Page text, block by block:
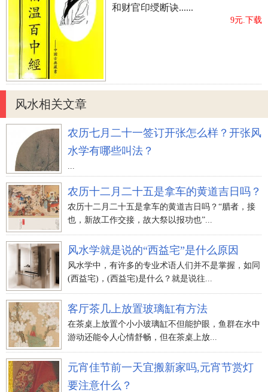
和财官印绶断诀......
9元.下载
风水相关文章
农历七月二十一签订开张怎么样？开张风
水学有哪些叫法？
农历十二月二十五是拿车的黄道吉日吗？
农历十二月二十五是拿车的黄道吉日吗？“腊者，接
也，新故工作交接，故大祭以报功也”...
风水学就是说的“西益宅”是什么原因
风水学中，有许多的专业术语人们并不是掌握，如同
(西益宅)，(西益宅)是什么？就是说往...
客厅茶几上放置玻璃缸有方法
在茶桌上放置个小小玻璃缸不但能护眼，鱼群在水中
游动还能令人心情舒畅，但在茶桌上放...
元宵佳节前一天宜搬新家吗,元宵节赏灯
要注意什么？